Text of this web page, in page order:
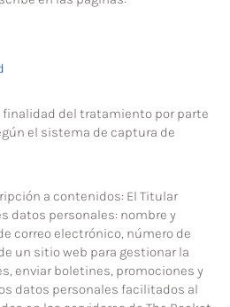
finalidad del tratamiento por parte
el sistema de captura de
a contenidos: El Titular
datos personales: nombre y
correo electrónico, número de
un sitio web para gestionar la
enviar boletines, promociones y
datos personales facilitados al